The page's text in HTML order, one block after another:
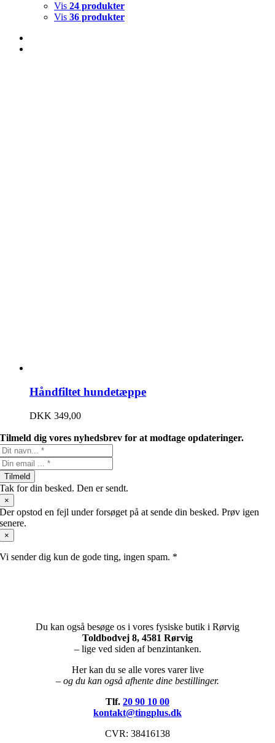
Vis 24 produkter
Vis 36 produkter
Håndfiltet hundetæppe
DKK 349,00
Tilmeld dig vores nyhedsbrev for at modtage opdateringer.
Tilmeld
Tak for din besked. Den er sendt.
×
Der opstod en fejl under forsøget på at sende din besked. Prøv igen
senere.
×
Vi sender dig kun de gode ting, ingen spam. *
Du kan også besøge os i vores fysiske butik i Rørvig
Toldbodvej 8, 4581 Rørvig
– lige ved siden af benzintanken.
Her kan du se alle vores varer live
– og du kan også afhente dine bestillinger.
Tlf. 20 90 10 00
kontakt@tingplus.dk
CVR: 38416138